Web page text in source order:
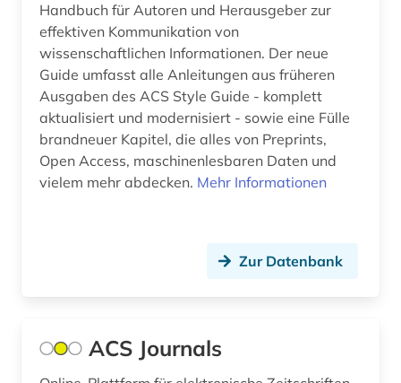
darwin, charles | naturwissenschaftler;
datensammlung (15)
design (1)
deutschland (5)
diagramm (1)
dichte (1)
dienstleistung (1)
Handbuch für Autoren und Herausgeber zur
effektiven Kommunikation von
wissenschaftlichen Informationen. Der neue
Guide umfasst alle Anleitungen aus früheren
Ausgaben des ACS Style Guide - komplett
aktualisiert und modernisiert - sowie eine Fülle
brandneuer Kapitel, die alles von Preprints,
Open Access, maschinenlesbaren Daten und
vielem mehr abdecken. Mehr Informationen
Zur Datenbank
ACS Journals